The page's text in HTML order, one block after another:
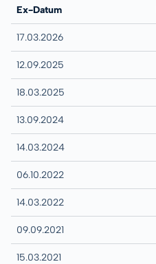
Ex-Datum
17.03.2026
12.09.2025
18.03.2025
13.09.2024
14.03.2024
06.10.2022
14.03.2022
09.09.2021
15.03.2021